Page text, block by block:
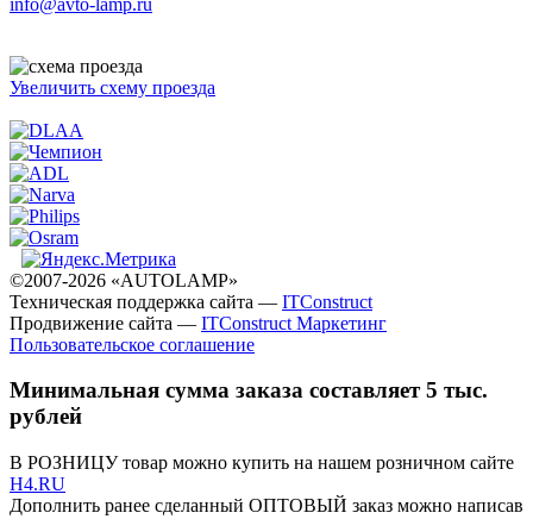
Увеличить схему проезда
©2007-2026 «AUTOLAMP»
Техническая поддержка сайта — ITConstruct
Продвижение сайта — ITConstruct Маркетинг
Пользовательское соглашение
Минимальная сумма заказа составляет 5 тыс.
рублей
В РОЗНИЦУ товар можно купить на нашем розничном сайте
H4.RU
Дополнить ранее сделанный ОПТОВЫЙ заказ можно написав